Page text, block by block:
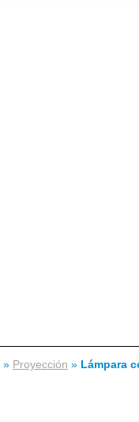
» Proyección » Lámpara